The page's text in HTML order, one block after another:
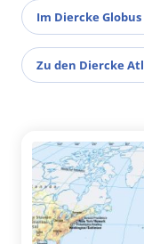
Im Diercke
Zu den Diercke